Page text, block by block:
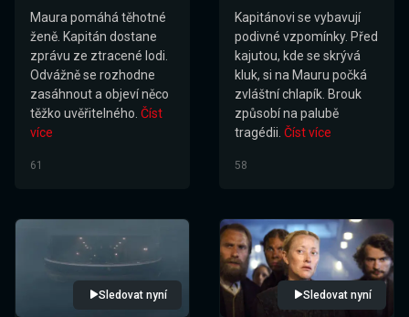
Maura pomáhá těhotné
ženě. Kapitán dostane
zprávu ze ztracené lodi.
Odvážně se rozhodne
zasáhnout a objeví něco
těžko uvěřitelného. Číst
více
61
Kapitánovi se vybavují
podivné vzpomínky. Před
kajutou, kde se skrývá
kluk, si na Mauru počká
zvláštní chlapík. Brouk
způsobí na palubě
tragédii. Číst více
58
Sledovat nyní Sledovat nyní